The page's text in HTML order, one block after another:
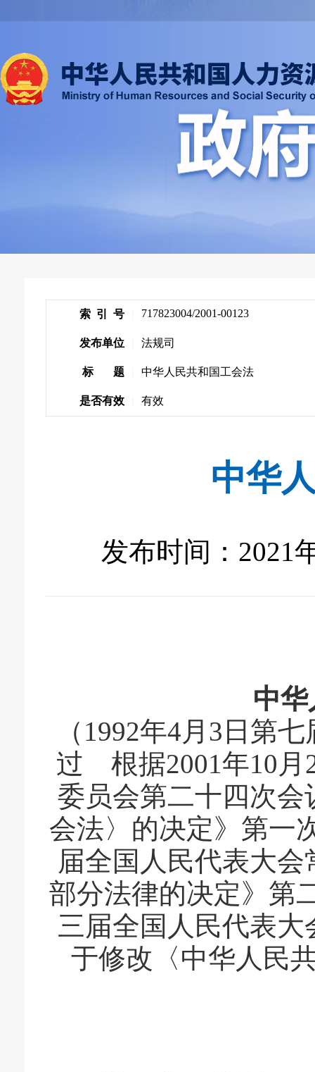
索 引 号 717823004/2001-00123
发布单位 法规司
标 题 中华人民共和国工会法
是否有效 有效
中华
发布时间：2021
中
（1992年4月3日第
过 根据2001年10月
委员会第二十四次
会法〉的决定》第一
届全国人民代表大
部分法律的决定》第
三届全国人民代表
于修改〈中华人民